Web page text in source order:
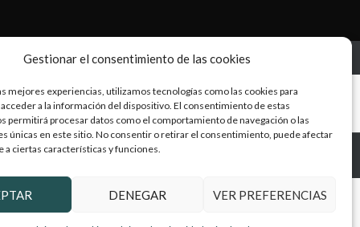
Gestionar el consentimiento de las cookies
mejores experiencias, utilizamos tecnologías como las cookies para
a la información del dispositivo. El consentimiento de estas
permitirá procesar datos como el comportamiento de navegación o las
únicas en este sitio. No consentir o retirar el consentimiento, puede afectar
a ciertas características y funciones.
DENEGAR VER PREFERENCIAS